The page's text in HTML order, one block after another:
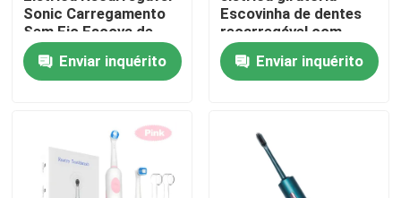
Solicite um orçamento
Escova de dentes elétrica impermeável
Sonic Carregamento
Sem Fio Escova de
Dentes Impermeável
ElétricaEnviar inquérito
Escovinha de dentes
recarregável com
escova redonda
Enviar inquérito